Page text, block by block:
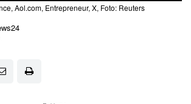
Aol.com, Entrepreneur, X, Foto: Reuters